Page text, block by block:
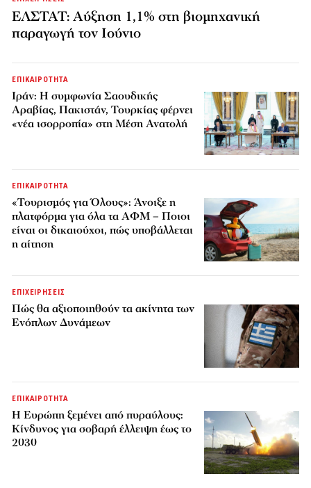
ΕΛΣΤΑΤ: Αύξηση 1,1% στη βιομηχανική
παραγωγή τον Ιούνιο
ΕΠΙΚΑΙΡΟΤΗΤΑ
Ιράν: Η συμφωνία Σαουδικής
Αραβίας, Πακιστάν, Τουρκίας φέρνει
«νέα ισορροπία» στη Μέση Ανατολή
ΕΠΙΚΑΙΡΟΤΗΤΑ
«Τουρισμός για Όλους»: Άνοιξε η
πλατφόρμα για όλα τα ΑΦΜ – Ποιοι
είναι οι δικαιούχοι, πώς υποβάλλεται
η αίτηση
ΕΠΙΧΕΙΡΗΣΕΙΣ
Πώς θα αξιοποιηθούν τα ακίνητα των
Ενόπλων Δυνάμεων
ΕΠΙΚΑΙΡΟΤΗΤΑ
H Ευρώπη ξεμένει από πυραύλους:
Κίνδυνος για σοβαρή έλλειψη έως το
2030